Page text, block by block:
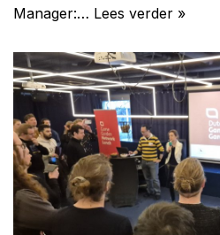
Manager:… Lees verder »